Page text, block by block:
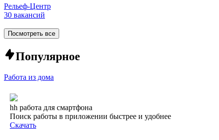
Рельеф-Центр
30 вакансий
Посмотреть все
Популярное
Работа из дома
hh работа для смартфона
Поиск работы в приложении быстрее и удобнее
Скачать